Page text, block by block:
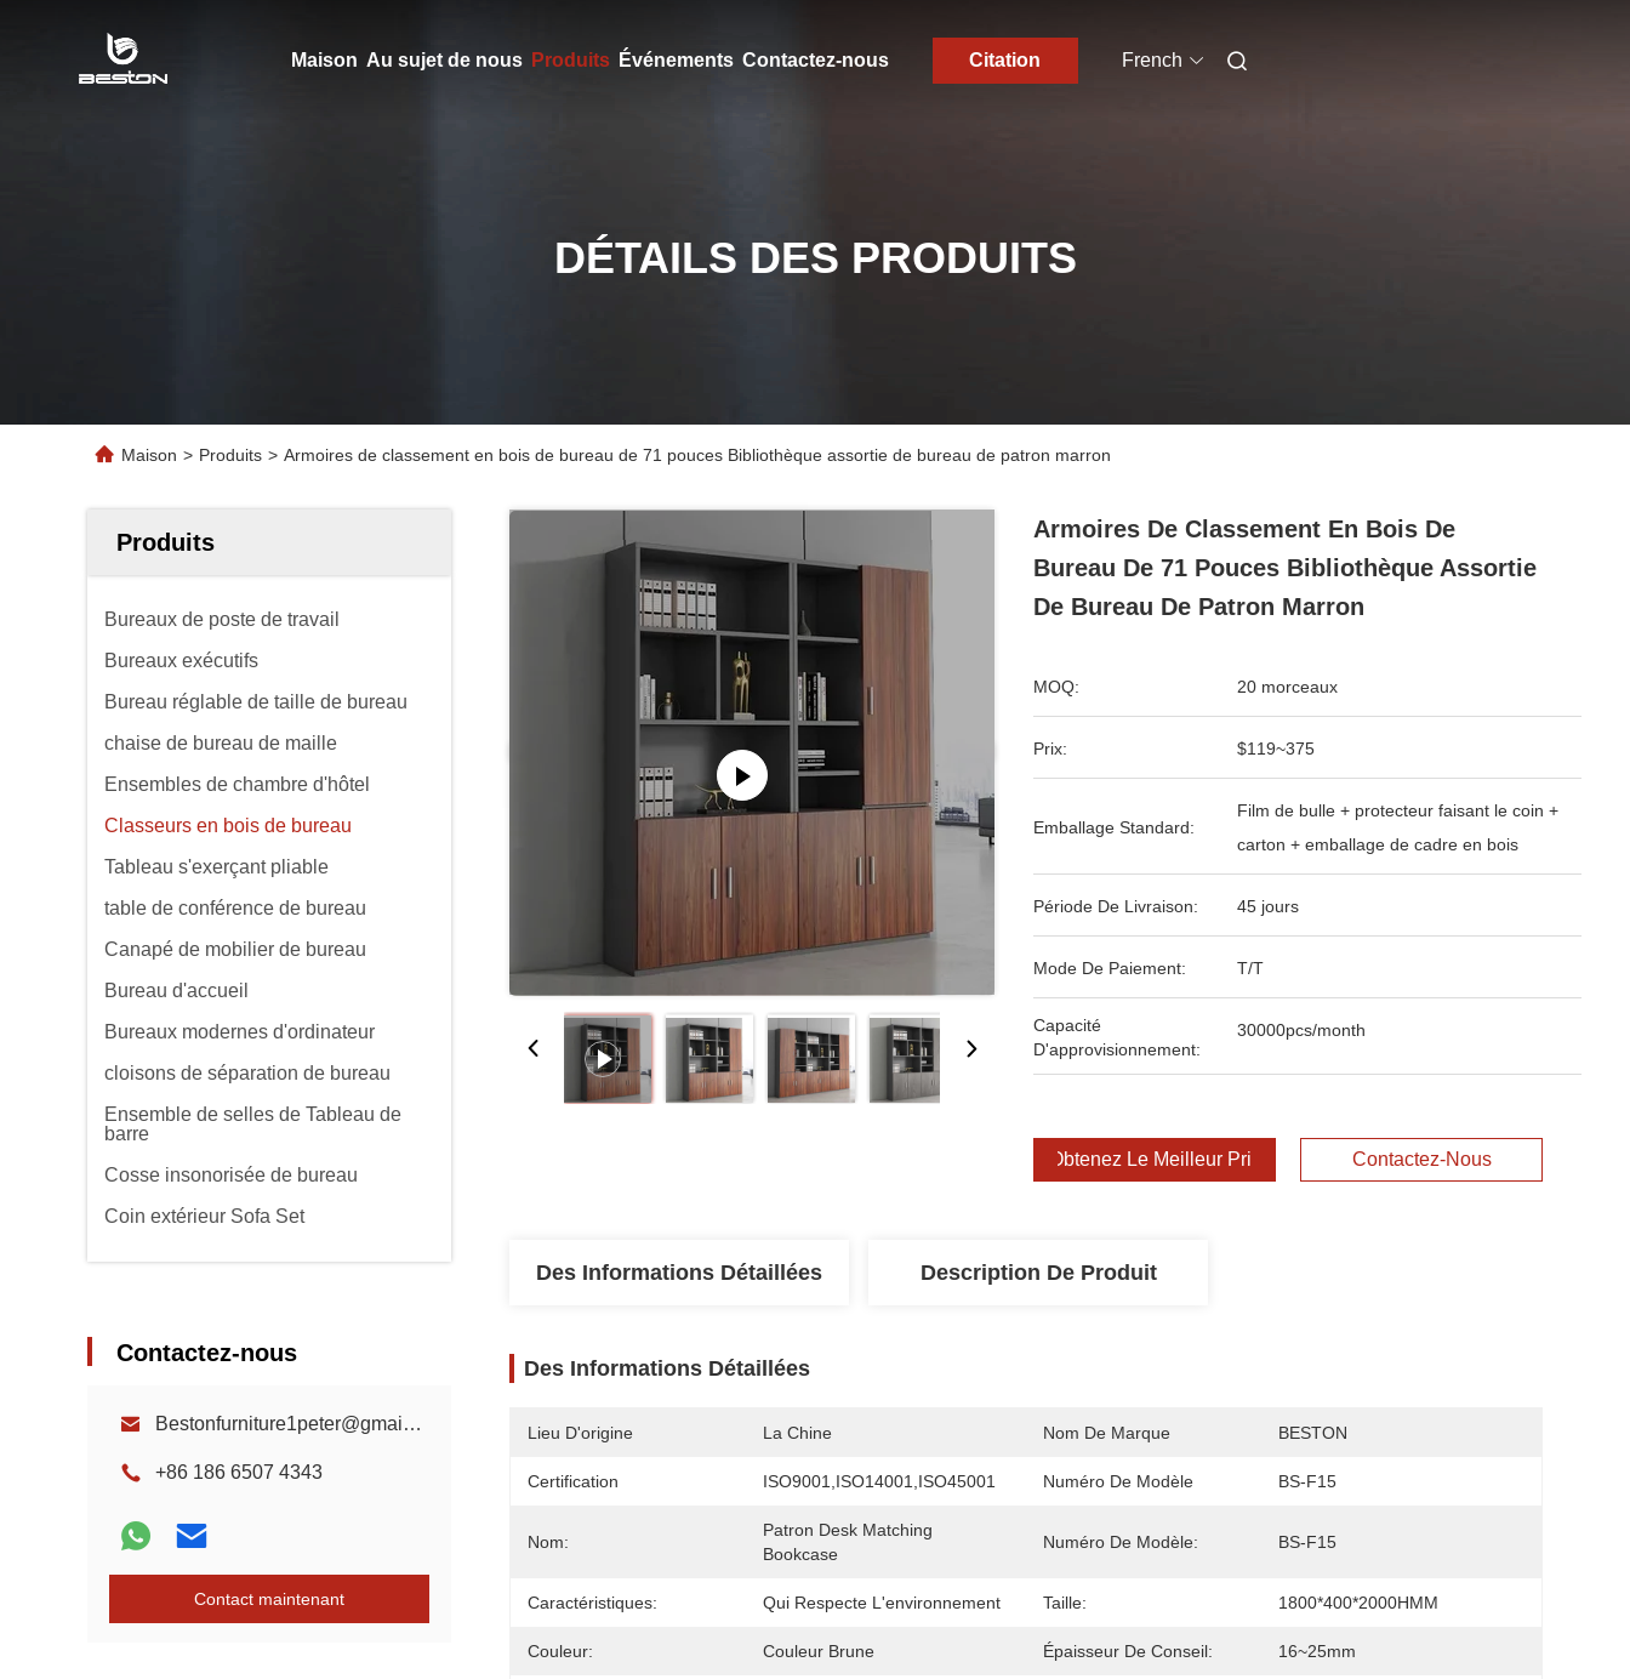
Maison Au sujet de nous Produits Événements Contactez-nous Citation French
DÉTAILS DES PRODUITS
Maison > Produits > Armoires de classement en bois de bureau de 71 pouces Bibliothèque assortie de bureau de patron marron
Produits
Bureaux de poste de travail
Bureaux exécutifs
Bureau réglable de taille de bureau
chaise de bureau de maille
Ensembles de chambre d'hôtel
Classeurs en bois de bureau
Tableau s'exerçant pliable
table de conférence de bureau
Canapé de mobilier de bureau
Bureau d'accueil
Bureaux modernes d'ordinateur
cloisons de séparation de bureau
Ensemble de selles de Tableau de
barre
Cosse insonorisée de bureau
Coin extérieur Sofa Set
Contactez-nous
Bestonfurniture1peter@gmail.com
+86 186 6507 4343
Contact maintenant
Armoires De Classement En Bois De
Bureau De 71 Pouces Bibliothèque Assortie
De Bureau De Patron Marron
MOQ: 20 morceaux
Prix: $119~375
Emballage Standard:
Film de bulle + protecteur faisant le coin +
carton + emballage de cadre en bois
Période De Livraison: 45 jours
Mode De Paiement: T/T
Capacité
D'approvisionnement:
30000pcs/month
Obtenez Le Meilleur Prix Contactez-Nous
Des Informations Détaillées Description De Produit
Des Informations Détaillées
Lieu D'origine La Chine Nom De Marque BESTON
Certification ISO9001,ISO14001,ISO45001 Numéro De Modèle BS-F15
Nom:
Patron Desk Matching
Bookcase
Numéro De Modèle: BS-F15
Caractéristiques: Qui Respecte L'environnement Taille: 1800*400*2000HMM
Couleur: Couleur Brune Épaisseur De Conseil: 16~25mm